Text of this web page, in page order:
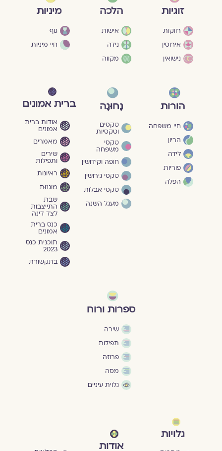
זוגיות
רווקות
אירוסין
נישואין
הלכה
אישות
נידה
מקווה
מיניות
גוף
חיי מיניות
הורות
חיי משפחה
הריון
לידה
פוריות
הפלה
נָחוּגָה
טקסים
וטקסיות
טקסי
משפחה
חופה וקידושין
טקסי גירושין
טקסי אבלות
מעגל השנה
ברית אמונים
אודות ברית
אמונים
מאמרים
שירים
ותפילות
ראיונות
מוגנוּת
שבת
התייצבות
לצד דינה
כנס ברית
אמונים
תוכנית כנס
2023
בתקשורת
ספרות ורוח
שירה
תפילות
פרוזה
מסה
גלוית עיניים
גלויות
אודות